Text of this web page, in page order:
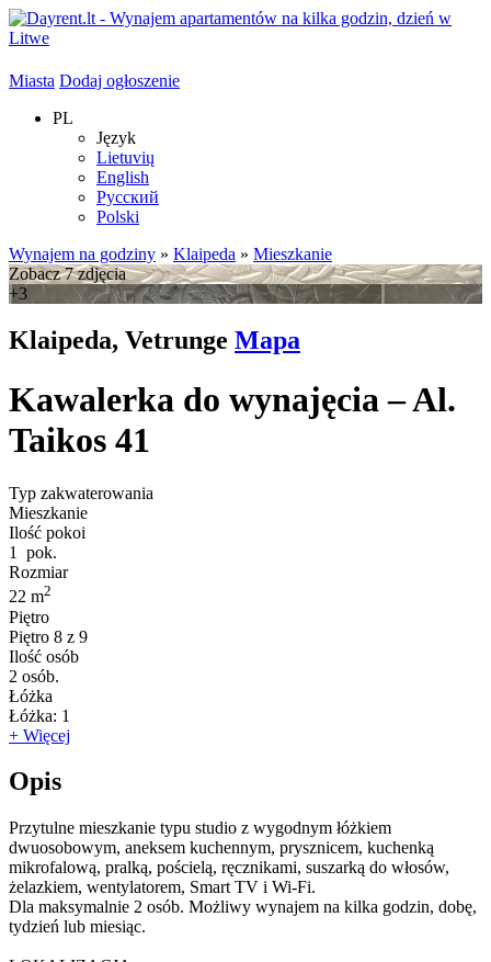
Miasta Dodaj ogłoszenie
PL
Język
Lietuvių
English
Русский
Polski
Wynajem na godziny » Klaipeda » Mieszkanie
Zobacz 7 zdjęcia
+3
Klaipeda, Vetrunge Mapa
Kawalerka do wynajęcia – Al.
Taikos 41
Typ zakwaterowania
Mieszkanie
Ilość pokoi
1
pok.
Rozmiar
22 m2
Piętro
Piętro 8 z 9
Ilość osób
2 osób.
Łóżka
Łóżka: 1
+ Więcej
Opis
Przytulne mieszkanie typu studio z wygodnym łóżkiem
dwuosobowym, aneksem kuchennym, prysznicem, kuchenką
mikrofalową, pralką, pościelą, ręcznikami, suszarką do włosów,
żelazkiem, wentylatorem, Smart TV i Wi-Fi.
Dla maksymalnie 2 osób. Możliwy wynajem na kilka godzin, dobę,
tydzień lub miesiąc.